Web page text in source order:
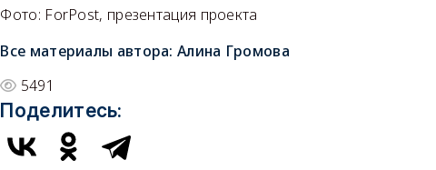
Фото: ForPost, презентация проекта
Все материалы автора:Алина Громова
5491
Поделитесь: